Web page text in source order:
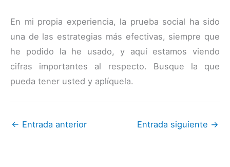
En mi propia experiencia, la prueba social ha sido
una de las estrategias más efectivas, siempre que
he podido la he usado, y aquí estamos viendo
cifras importantes al respecto. Busque la que
pueda tener usted y aplíquela.
← Entrada anterior Entrada siguiente →